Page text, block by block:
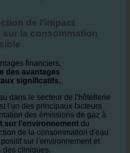
de l'impact
la consommation
financiers,
des avantages
significatifs.
dans le secteur de l'hôtellerie
l'un des principaux facteurs
des émissions de gaz à
sur l'environnement du
de la consommation d'eau
sur l'environnement et
des cliniques.